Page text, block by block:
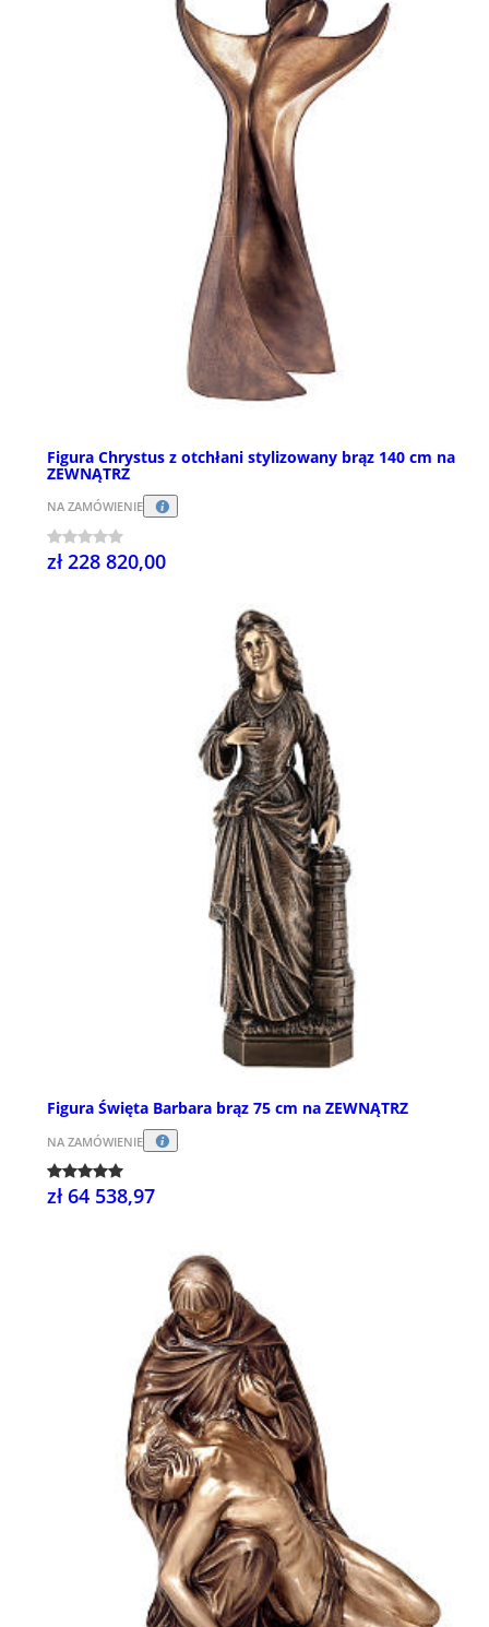
Figura Chrystus z otchłani stylizowany brąz 140 cm na
ZEWNĄTRZ
NA ZAMÓWIENIE
zł 228 820,00
Figura Święta Barbara brąz 75 cm na ZEWNĄTRZ
NA ZAMÓWIENIE
zł 64 538,97